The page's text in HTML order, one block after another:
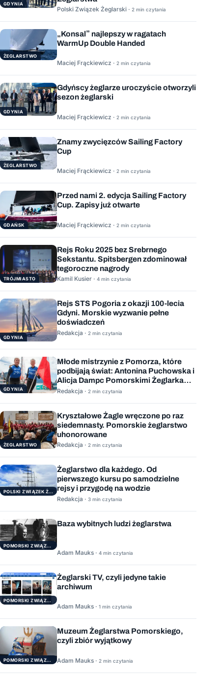
GDYNIA
Polski Związek Żeglarski · 2 min czytania
ŻEGLARSTWO
„Konsal” najlepszy w ragatach
WarmUp Double Handed
Maciej Frąckiewicz · 2 min czytania
GDYNIA
Gdyńscy żeglarze uroczyście otworzyli
sezon żeglarski
Maciej Frąckiewicz · 2 min czytania
ŻEGLARSTWO
Znamy zwycięzców Sailing Factory
Cup
Maciej Frąckiewicz · 2 min czytania
GDAŃSK
Przed nami 2. edycja Sailing Factory
Cup. Zapisy już otwarte
Maciej Frąckiewicz · 2 min czytania
TRÓJMIASTO
Rejs Roku 2025 bez Srebrnego
Sekstantu. Spitsbergen zdominował
tegoroczne nagrody
Kamil Kusier · 4 min czytania
GDYNIA
Rejs STS Pogoria z okazji 100-lecia
Gdyni. Morskie wyzwanie pełne
doświadczeń
Redakcja · 2 min czytania
GDYNIA
Młode mistrzynie z Pomorza, które
podbijają świat: Antonina Puchowska i
Alicja Dampc Pomorskimi Żeglarkami
Roku 2025
Redakcja · 2 min czytania
ŻEGLARSTWO
Kryształowe Żagle wręczone po raz
siedemnasty. Pomorskie żeglarstwo
uhonorowane
Redakcja · 2 min czytania
POLSKI ZWIĄZEK ŻEGLARSKI
Żeglarstwo dla każdego. Od
pierwszego kursu po samodzielne
rejsy i przygodę na wodzie
Redakcja · 3 min czytania
POMORSKI ZWIĄZEK ŻEGLARSKI
Baza wybitnych ludzi żeglarstwa
Adam Mauks · 4 min czytania
POMORSKI ZWIĄZEK ŻEGLARSKI
Żeglarski TV, czyli jedyne takie
archiwum
Adam Mauks · 1 min czytania
POMORSKI ZWIĄZEK ŻEGLARSKI
Muzeum Żeglarstwa Pomorskiego,
czyli zbiór wyjątkowy
Adam Mauks · 2 min czytania